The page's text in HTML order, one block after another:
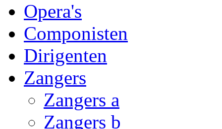
Opera's
Componisten
Dirigenten
Zangers
Zangers a
Zangers b